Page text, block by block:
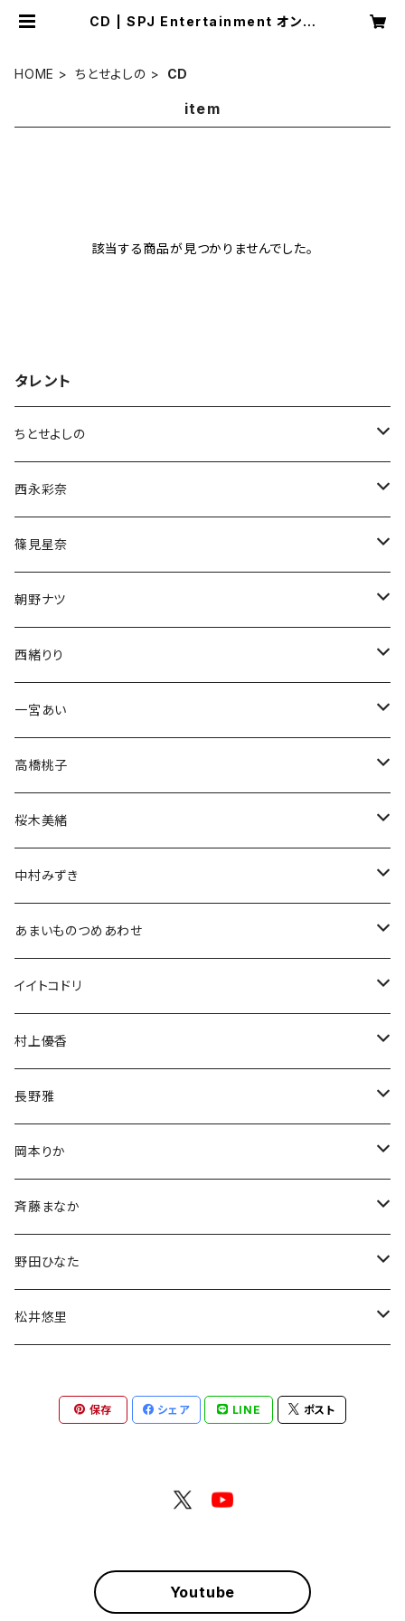
CD | SPJ Entertainment オンラ
HOME ちとせよしの CD
item
該当する商品が見つかりませんでした。
タレント
ちとせよしの
チェキ
ブロマイド
CD
生誕グッズ
アクスタ
Tシャツ
西永彩奈
チェキ
ブロマイド
生誕グッズ
篠見星奈
チェキ
ブロマイド
生誕グッズ
生誕グッズ
Tシャツ
アクスタ
朝野ナツ
チェキ
ブロマイド
生誕グッズ
アクスタ
Tシャツ
西緒りり
チェキ
ブロマイド
生誕グッズ
アクスタ
Tシャツ
一宮あい
チェキ
ブロマイド
生誕グッズ
アクスタ
Tシャツ
高橋桃子
チェキ
アクスタ
Tシャツ
ブロマイド
生誕グッズ
アクスタ
Tシャツ
桜木美緒
チェキ
ブロマイド
生誕グッズ
アクスタ
Tシャツ
中村みずき
生誕祭グッズ
アクスタ
Tシャツ
チェキ
あまいものつめあわせ
アクリルスタンド
アクリルキーホルダー
イイトコドリ
Tシャツ
村上優香
チェキ
長野雅
チェキ
岡本りか
チェキ
デコチェキ
斉藤まなか
チェキ
野田ひなた
チェキ
松井悠里
保存 シェア LINE ポスト
Youtube